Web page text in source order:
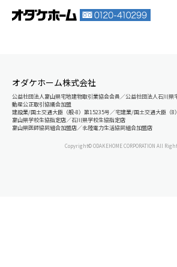
オダケホーム株式会社
公益社団法人富山県宅地建物取引業協会会員／公益社団法人石川県
動産公正取引協議会加盟
建設業/国土交通大臣（般-8）第15235号／宅建業/国土交通大臣（8
富山県学校生協指定店／石川県学校生協指定店
富山県医師協同組合加盟店／北陸電力生活協同組合加盟店
Copyright© ODAKEHOME CORPORATION All